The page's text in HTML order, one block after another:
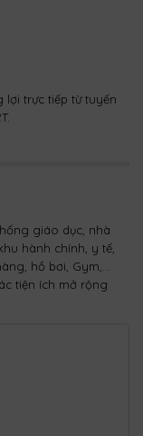
lợi trực tiếp từ tuyến
giáo dục, nhà
hành chính, y tế,
hồ bơi, Gym,…
tiện ích mở rộng